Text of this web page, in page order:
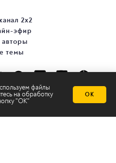
файлы
на обработку
"ОК"
ОК
2х2
эфир
авторы
темы